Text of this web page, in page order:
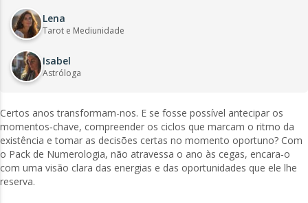
Lena
Tarot e Mediunidade
Isabel
Astróloga
Certos anos transformam-nos. E se fosse possível antecipar os
momentos‑chave, compreender os ciclos que marcam o ritmo da
existência e tomar as decisões certas no momento oportuno? Com
o Pack de Numerologia, não atravessa o ano às cegas, encara‑o
com uma visão clara das energias e das oportunidades que ele lhe
reserva.